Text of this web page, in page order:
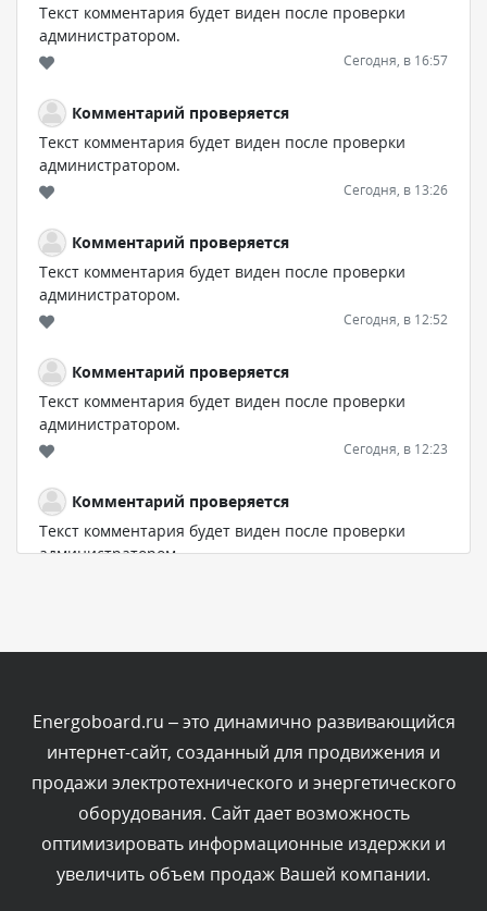
Текст комментария будет виден после проверки
администратором.
Сегодня, в 16:57
Комментарий проверяется
Текст комментария будет виден после проверки
администратором.
Сегодня, в 13:26
Комментарий проверяется
Текст комментария будет виден после проверки
администратором.
Сегодня, в 12:52
Комментарий проверяется
Текст комментария будет виден после проверки
администратором.
Сегодня, в 12:23
Комментарий проверяется
Текст комментария будет виден после проверки
администратором.
Комментарий проверяется
Текст комментария будет виден после проверки
администратором.
Сегодня, в 09:03
Комментарий проверяется
Energoboard.ru – это динамично развивающийся
интернет-сайт, созданный для продвижения и
продажи электротехнического и энергетического
оборудования. Сайт дает возможность
оптимизировать информационные издержки и
увеличить объем продаж Вашей компании.